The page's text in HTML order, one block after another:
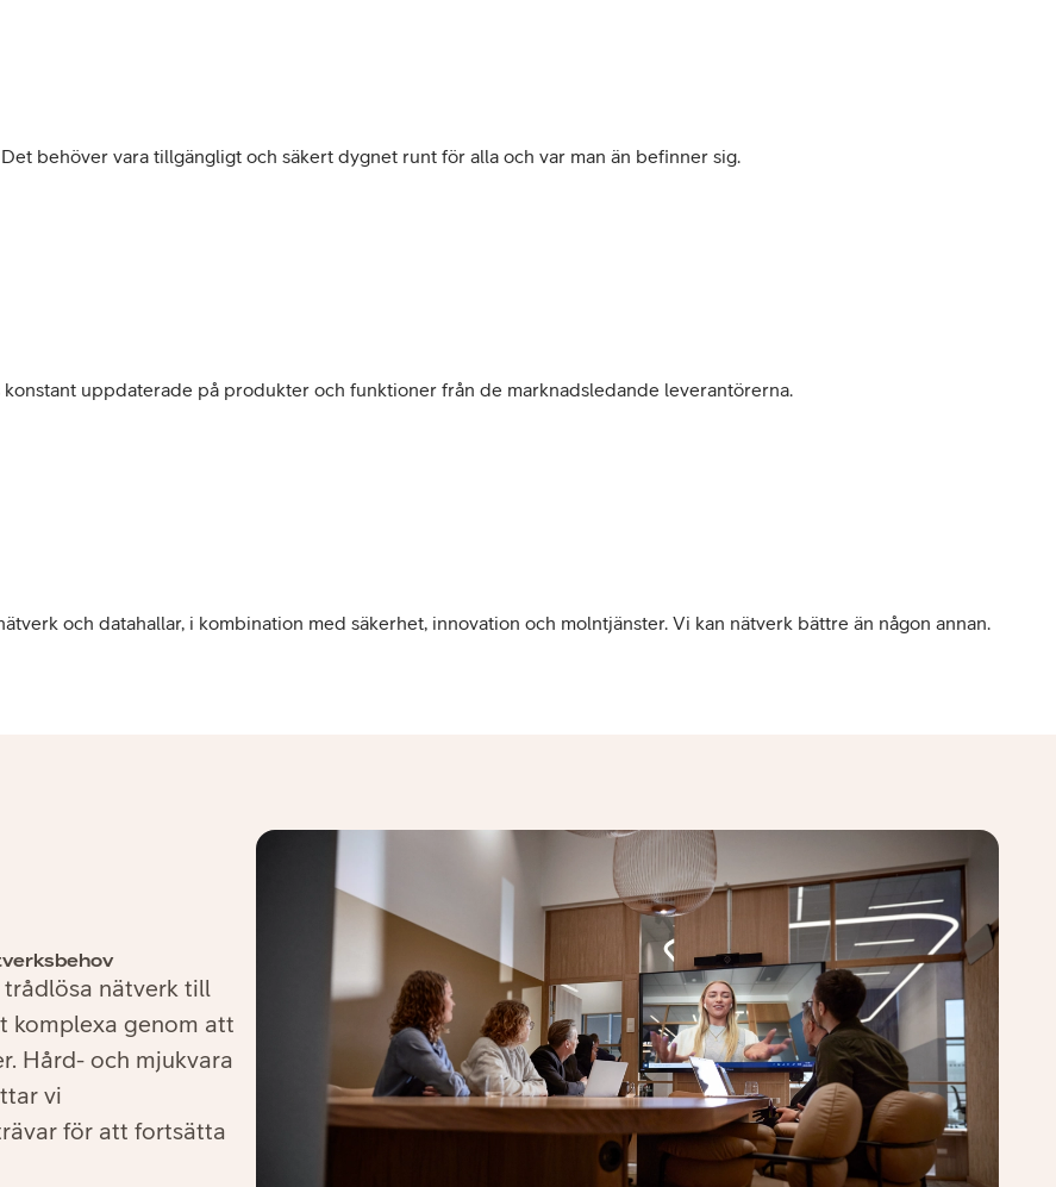
behöver vara tillgängligt och säkert dygnet runt för alla och var man än befinner sig.
uppdaterade på produkter och funktioner från de marknadsledande leverantörerna.
och datahallar, i kombination med säkerhet, innovation och molntjänster. Vi kan nätverk bättre än någon annan.
nätverk till
komplexa genom att
Hård- och mjukvara
vi
för att fortsätta